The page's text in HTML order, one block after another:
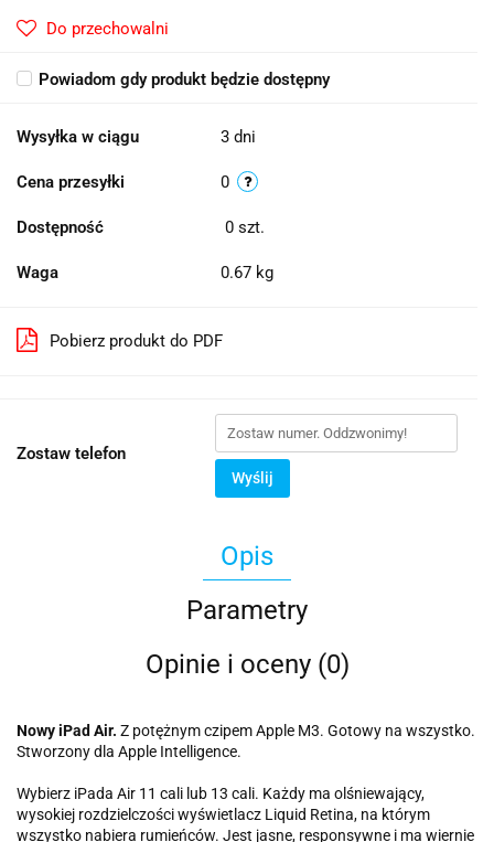
Do przechowalni
Powiadom gdy produkt będzie dostępny
Wysyłka w ciągu 3 dni
Cena przesyłki 0
Dostępność 0 szt.
Waga 0.67 kg
Pobierz produkt do PDF
Zostaw telefon
Wyślij
Opis
Parametry
Opinie i oceny (0)
Nowy iPad Air. Z potężnym czipem Apple M3. Gotowy na wszystko.
Stworzony dla Apple Intelligence.
Wybierz iPada Air 11 cali lub 13 cali. Każdy ma olśniewający,
wysokiej rozdzielczości wyświetlacz Liquid Retina, na którym
wszystko nabiera rumieńców. Jest jasne, responsywne i ma wiernie